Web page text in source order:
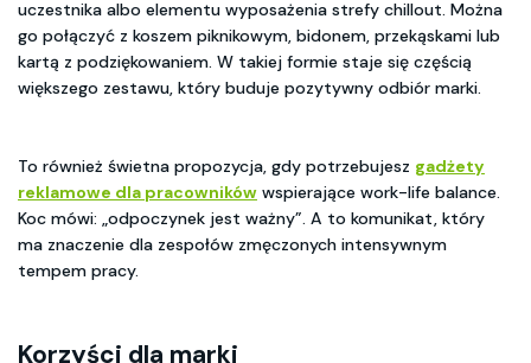
uczestnika albo elementu wyposażenia strefy chillout. Można
go połączyć z koszem piknikowym, bidonem, przekąskami lub
kartą z podziękowaniem. W takiej formie staje się częścią
większego zestawu, który buduje pozytywny odbiór marki.
To również świetna propozycja, gdy potrzebujesz gadżety
reklamowe dla pracowników wspierające work-life balance.
Koc mówi: „odpoczynek jest ważny”. A to komunikat, który
ma znaczenie dla zespołów zmęczonych intensywnym
tempem pracy.
Korzyści dla marki